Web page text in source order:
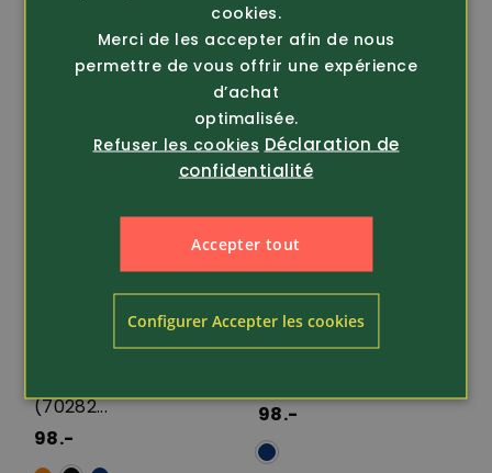
Helly Hansen
Workwear
(70282...
98.-
Conseil
Helly Hansen
Workwear
98.-
cookies.
Merci de les accepter afin de nous
permettre de vous offrir une expérience
d’achat
optimalisée.
Refuser les cookies Déclaration de
confidentialité
Accepter tout
Configurer Accepter les cookies